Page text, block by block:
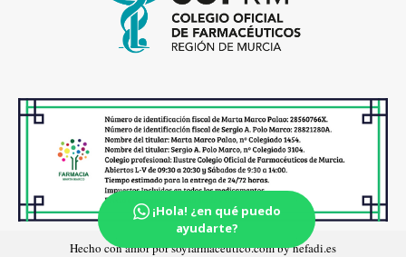
¡Hola! ¿en qué puedo
ayudarte?
Hecho con amor por soyfarmaceutico.com by hefadi.es